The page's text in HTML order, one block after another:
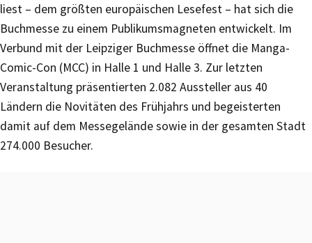
liest – dem größten europäischen Lesefest – hat sich die
Buchmesse zu einem Publikumsmagneten entwickelt. Im
Verbund mit der Leipziger Buchmesse öffnet die Manga-
Comic-Con (MCC) in Halle 1 und Halle 3. Zur letzten
Veranstaltung präsentierten 2.082 Aussteller aus 40
Ländern die Novitäten des Frühjahrs und begeisterten
damit auf dem Messegelände sowie in der gesamten Stadt
274.000 Besucher.